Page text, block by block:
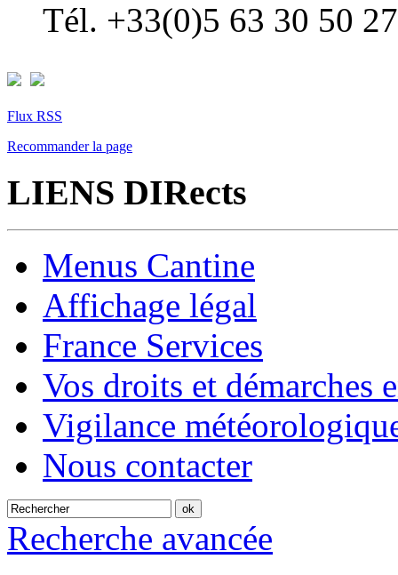
Tél. +33(0)5 63 30 50 27
Flux RSS
Recommander la page
LIENS DIRects
Menus Cantine
Affichage légal
France Services
Vos droits et démarches
Vigilance
Nous contacter
Recherche avancée